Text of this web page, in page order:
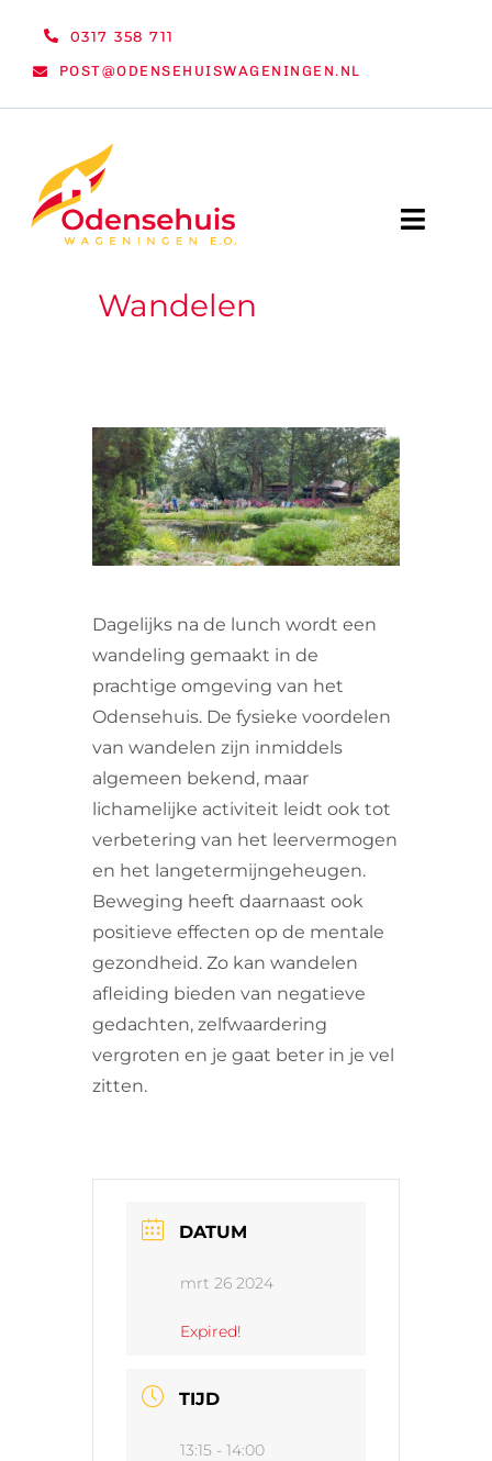
0317 358 711
POST@ODENSEHUISWAGENINGEN.NL
Toggle
WELKOM
ORGANISATIE
VRIJWILLIGERS & STAGIAIRES
Wandelen
Dagelijks na de lunch wordt een
wandeling gemaakt in de
prachtige omgeving van het
Odensehuis. De fysieke voordelen
van wandelen zijn inmiddels
algemeen bekend, maar
lichamelijke activiteit leidt ook tot
verbetering van het leervermogen
en het langetermijngeheugen.
Beweging heeft daarnaast ook
positieve effecten op de mentale
gezondheid. Zo kan wandelen
afleiding bieden van negatieve
gedachten, zelfwaardering
vergroten en je gaat beter in je vel
zitten.
DATUM
mrt 26 2024
Expired!
TIJD
13:15 - 14:00